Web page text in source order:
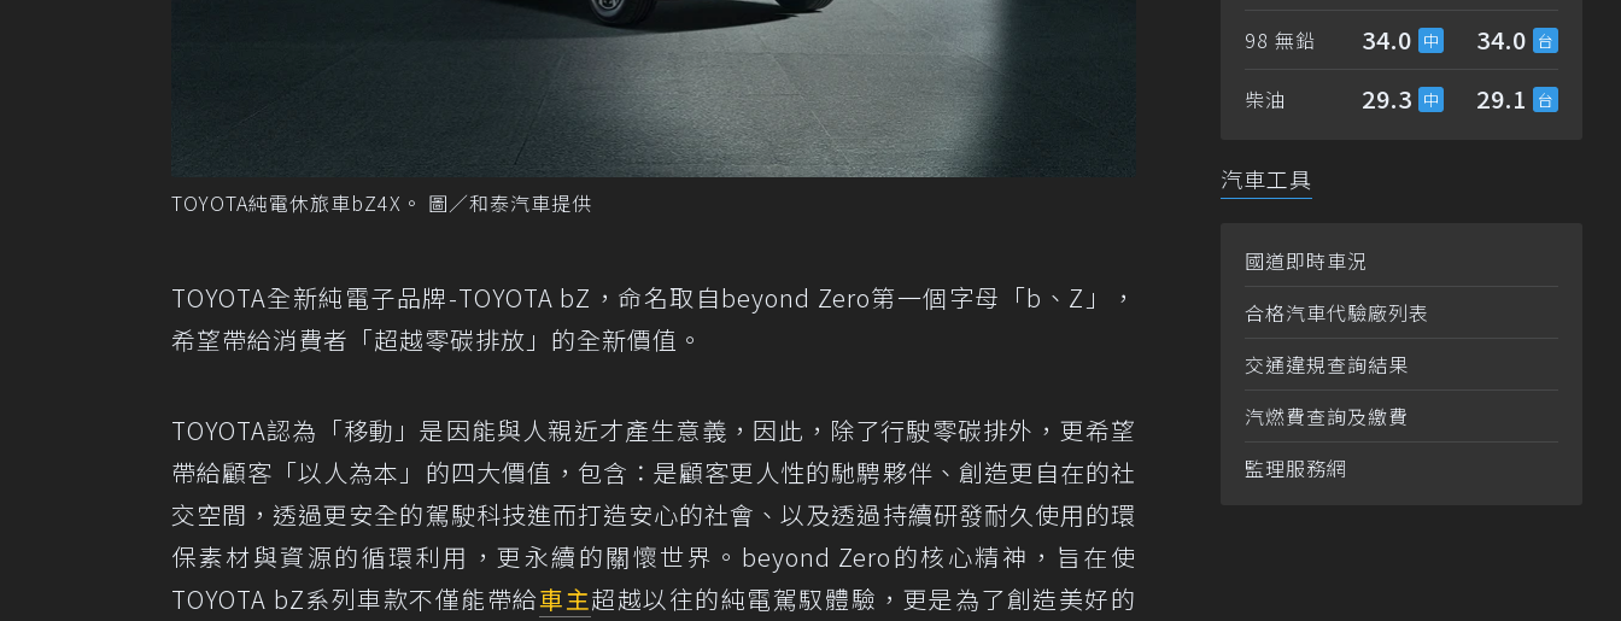
TOYOTA純電休旅車bZ4X。 圖／和泰汽車提供
TOYOTA全新純電子品牌-TOYOTA bZ，命名取自beyond Zero第一個字母「b、Z」，
希望帶給消費者「超越零碳排放」的全新價值。
TOYOTA認為「移動」是因能與人親近才產生意義，因此，除了行駛零碳排外，更希望
帶給顧客「以人為本」的四大價值，包含：是顧客更人性的馳騁夥伴、創造更自在的社
交空間，透過更安全的駕駛科技進而打造安心的社會、以及透過持續研發耐久使用的環
保素材與資源的循環利用，更永續的關懷世界。beyond Zero的核心精神，旨在使
TOYOTA bZ系列車款不僅能帶給車主超越以往的純電駕馭體驗，更是為了創造美好的
98 無鉛 34.0 34.0
柴油 29.3 29.1
汽車工具
國道即時車況
合格汽車代驗廠列表
交通違規查詢結果
汽燃費查詢及繳費
監理服務網